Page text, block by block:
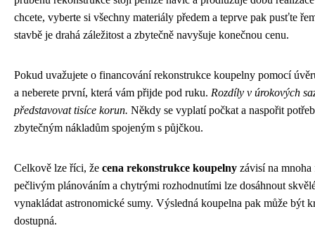
chcete, vyberte si všechny materiály předem a teprve pak pusťte
stavbě je drahá záležitost a zbytečně navyšuje konečnou cenu.
Pokud uvažujete o financování rekonstrukce koupelny pomocí
a neberete první, která vám přijde pod ruku. Rozdíly v úrokových
představovat tisíce korun. Někdy se vyplatí počkat a naspořit
zbytečným nákladům spojeným s půjčkou.
Celkově lze říci, že cena rekonstrukce koupelny závisí na
pečlivým plánováním a chytrými rozhodnutími lze dosáhnout
vynakládat astronomické sumy. Výsledná koupelna pak může být
dostupná.